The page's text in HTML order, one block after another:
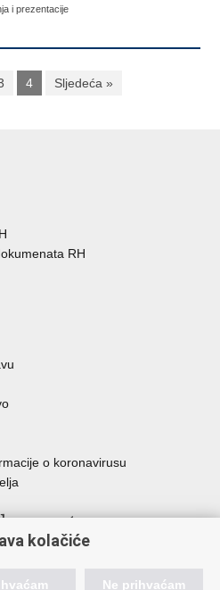
i prezentacije
4 Sljedeća »
RH
o koronavirusu
sustava
kolačiće
Ne prihvaćam